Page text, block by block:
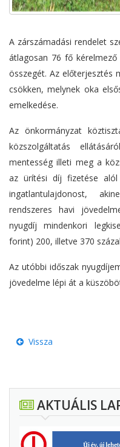
A zárszámadási rendelet
átlagosan 76 fő
összegét. Az előterjesztés
csökken, melynek oka
emelkedése.
Az önkormányzat
közszolgáltatás
mentesség illeti meg a
az ürítési díj fizetése
ingatlantulajdonost,
rendszeres havi
nyugdíj mindenkori
forint) 200, illetve 370
Az utóbbi időszak
jövedelme lépi át a
Vissza
AKTUÁLIS